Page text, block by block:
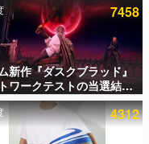
グ
7458
新作『ダスクブラッド』
ワークテストの当選結果
7日22時に発表。応募サイ
イページから確認可能、
実施は8月21日～24日
4312